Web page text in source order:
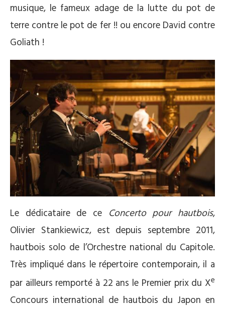
musique, le fameux adage de la lutte du pot de
terre contre le pot de fer !! ou encore David contre
Goliath !
Le dédicataire de ce Concerto pour hautbois,
Olivier Stankiewicz, est depuis septembre 2011,
hautbois solo de l’Orchestre national du Capitole.
Très impliqué dans le répertoire contemporain, il a
par ailleurs remporté à 22 ans le Premier prix du Xe
Concours international de hautbois du Japon en